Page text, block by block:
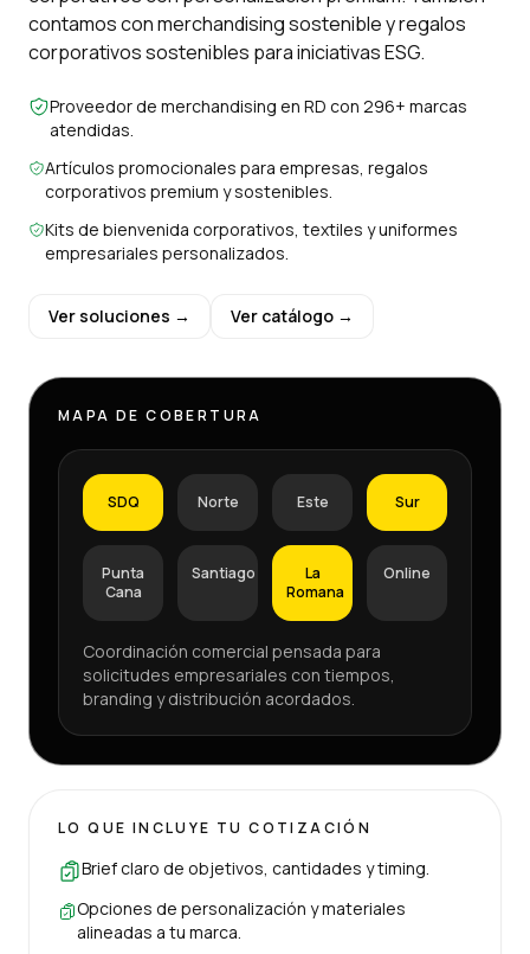
contamos con merchandising sostenible y regalos
corporativos sostenibles para iniciativas ESG.
Proveedor de merchandising en RD con 296+ marcas
atendidas.
Artículos promocionales para empresas, regalos
corporativos premium y sostenibles.
Kits de bienvenida corporativos, textiles y uniformes
empresariales personalizados.
Ver soluciones → Ver catálogo →
MAPA DE COBERTURA
SDQ Norte Este Sur
Punta
Cana
Santiago
La
Romana
Online
Coordinación comercial pensada para
solicitudes empresariales con tiempos,
branding y distribución acordados.
LO QUE INCLUYE TU COTIZACIÓN
Brief claro de objetivos, cantidades y timing.
Opciones de personalización y materiales
alineadas a tu marca.